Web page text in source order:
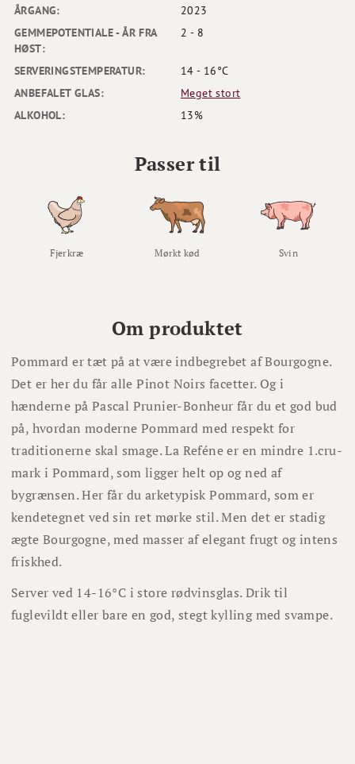
ÅRGANG:
2023
GEMMEPOTENTIALE - ÅR FRA
HØST:
2 - 8
SERVERINGSTEMPERATUR:
14 - 16°C
ANBEFALET GLAS:
Meget stort
ALKOHOL:
13%
Passer til
Fjerkræ Mørkt kød Svin
Om produktet
Pommard er tæt på at være indbegrebet af Bourgogne.
Det er her du får alle Pinot Noirs facetter. Og i
hænderne på Pascal Prunier-Bonheur får du et god bud
på, hvordan moderne Pommard med respekt for
traditionerne skal smage. La Reféne er en mindre 1.cru-
mark i Pommard, som ligger helt op og ned af
bygrænsen. Her får du arketypisk Pommard, som er
kendetegnet ved sin ret mørke stil. Men det er stadig
ægte Bourgogne, med masser af elegant frugt og intens
friskhed.
Server ved 14-16°C i store rødvinsglas. Drik til
fuglevildt eller bare en god, stegt kylling med svampe.